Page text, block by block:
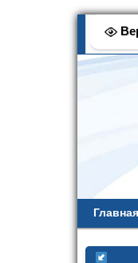
Главная